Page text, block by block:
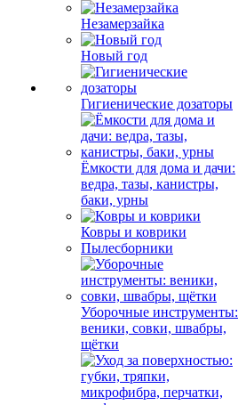
Незамерзайка
Новый год
Гигиенические дозаторы
Ёмкости для дома и дачи:
ведра, тазы, канистры,
баки, урны
Ковры и коврики
Пылесборники
Уборочные инструменты:
веники, совки, швабры,
щётки